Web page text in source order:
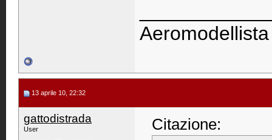
13 aprile 10, 22:32
gattodistrada
User Citazione: